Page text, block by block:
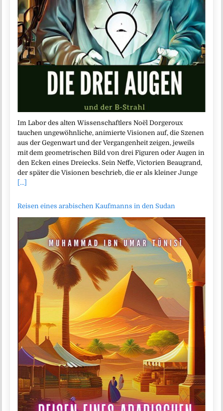
Im Labor des alten Wissenschaftlers Noël Dorgeroux
tauchen ungewöhnliche, animierte Visionen auf, die Szenen
aus der Gegenwart und der Vergangenheit zeigen, jeweils
mit dem geometrischen Bild von drei Figuren oder Augen in
den Ecken eines Dreiecks. Sein Neffe, Victorien Beaugrand,
der später die Visionen beschrieb, die er als kleiner Junge
[...]
Reisen eines arabischen Kaufmanns in den Sudan